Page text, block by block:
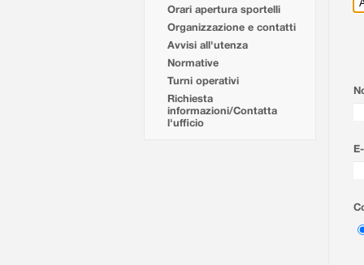
Orari apertura sportelli
Organizzazione e contatti
Avvisi all'utenza
Normative
Turni operativi
Richiesta
informazioni/Contatta
l'ufficio